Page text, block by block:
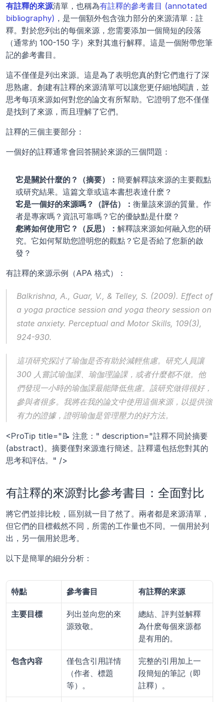
有註釋的來源清單，也稱為有註釋的參考書目 (annotated
bibliography) ，是一個額外包含強力部分的來源清單：註
釋。對於您列出的每個來源，您需要添加一個簡短的段落
（通常約 100-150 字）來對其進行解釋。這是一個附帶您筆
記的參考書目。
這不僅僅是列出來源。這是為了表明您真的對它們進行了深
思熟慮。創建有註釋的來源清單可以讓您更仔細地閱讀，並
思考每項來源如何對您的論文有所幫助。它證明了您不僅僅
是找到了來源，而且理解了它們。
註釋的三個主要部分：
一個好的註釋通常會回答關於來源的三個問題：
它是關於什麼的？（摘要）： 簡要解釋該來源的主要觀點
或研究結果。這篇文章或這本書想表達什麽？
它是一個好的來源嗎？（評估）： 衡量該來源的質量。作
者是專家嗎？資訊可靠嗎？它的優缺點是什麼？
您將如何使用它？（反思）： 解釋該來源如何融入您的研
究。它如何幫助您證明您的觀點？它是否給了您新的啟
發？
有註釋的來源示例（APA 格式）：
Balkrishna, A., Guar, V., & Telley, S. (2009). Effect of
a yoga practice session and yoga theory session on
state anxiety. Perceptual and Motor Skills, 109(3),
924-930.
這項研究探討了瑜伽是否有助於減輕焦慮。研究人員讓
300 人嘗試瑜伽課、瑜伽理論課，或者什麼都不做。他
們發現一小時的瑜伽課最能降低焦慮。該研究做得很好，
參與者很多。我將在我的論文中使用這個來源，以提供強
有力的證據，證明瑜伽是管理壓力的好方法。
<ProTip title="📝 注意：" description="註釋不同於摘要
(abstract)。摘要僅對來源進行簡述。註釋還包括您對其的
思考和評估。" />
有註釋的來源對比參考書目：全面對比
將它們並排比較，區別就一目了然了。兩者都是來源清單，
但它們的目標截然不同，所需的工作量也不同。一個用於列
出，另一個用於思考。
以下是簡單的細分分析：
特點 參考書目 有註釋的來源
主要目標
列出並向您的來
源致敬。
總結、評判並解釋
為什麽每個來源都
是有用的。
包含內容
僅包含引用詳情
（作者、標題
等）。
完整的引用加上一
段簡短的筆記（即
註釋）。